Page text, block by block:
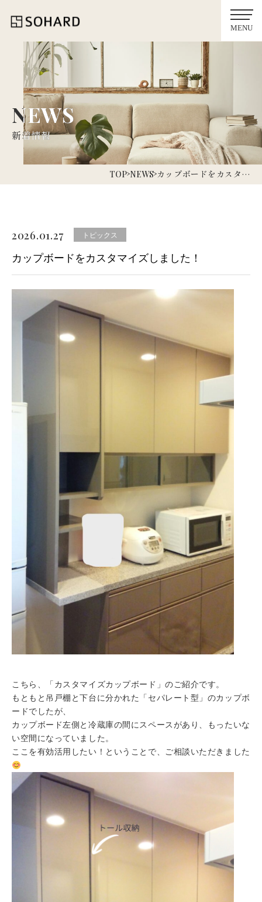
NEWS
新着情報
NEWS
新着情報
TOP NEWS カップボードをカスタ…
2026.01.27 トピックス
カップボードをカスタマイズしました！
こちら、「カスタマイズカップボード」のご紹介です。
もともと吊戸棚と下台に分かれた「セパレート型」のカップボ
ードでしたが、
カップボード左側と冷蔵庫の間にスペースがあり、もったいな
い空間になっていました。
ここを有効活用したい！ということで、ご相談いただきました